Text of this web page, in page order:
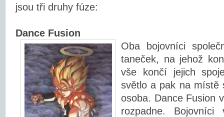
jsou tři druhy fúze:
Dance Fusion
Oba bojovníci
taneček, na jehož
vše končí jejich
světlo a pak na místě
osoba. Dance Fusion
rozpadne. Bojovníci